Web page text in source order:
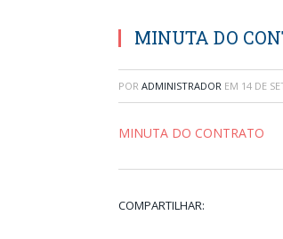
MINUTA DO
POR ADMINISTRADOR EM 14 DE
MINUTA DO CONTRATO
COMPARTILHAR: